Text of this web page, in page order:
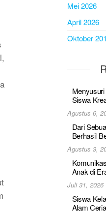
Mei 2026
April 2026
Oktober
Siswa
Agustus 6,
Dari
Berhasil
Agustus 3,
Anak di
Juli 31, 2026
Siswa
Alam